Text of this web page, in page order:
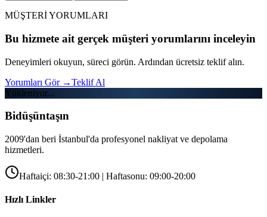
MÜŞTERİ YORUMLARI
Bu hizmete ait gerçek müşteri yorumlarını inceleyin
Deneyimleri okuyun, süreci görün. Ardından ücretsiz teklif alın.
Yorumları Gör →Teklif Al
Yükleniyor...
Bidüşüntaşın
2009'dan beri İstanbul'da profesyonel nakliyat ve depolama
hizmetleri.
Haftaiçi: 08:30-21:00 | Haftasonu: 09:00-20:00
Hızlı Linkler